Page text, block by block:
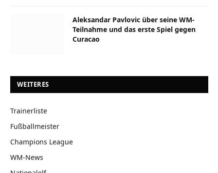
Aleksandar Pavlovic über seine WM-
Teilnahme und das erste Spiel gegen
Curacao
WEITERES
Trainerliste
Fußballmeister
Champions League
WM-News